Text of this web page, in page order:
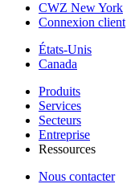
CWZ New York
Connexion client
États-Unis
Canada
Produits
Services
Secteurs
Entreprise
Ressources
Nous contacter